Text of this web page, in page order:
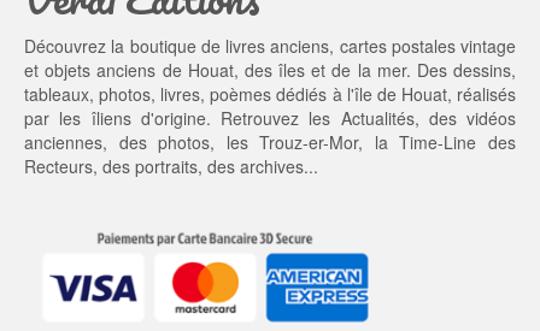
0,
0
0 €.
Découvrez la boutique de livres anciens, cartes postales vintage
et objets anciens de Houat, des îles et de la mer. Des dessins,
tableaux, photos, livres, poèmes dédiés à l'île de Houat, réalisés
par les îliens d'origine. Retrouvez les Actualités, des vidéos
anciennes, desphotos, lesTrouz-er-Mor, laTime-Line des
Recteurs, des portraits, des archives...